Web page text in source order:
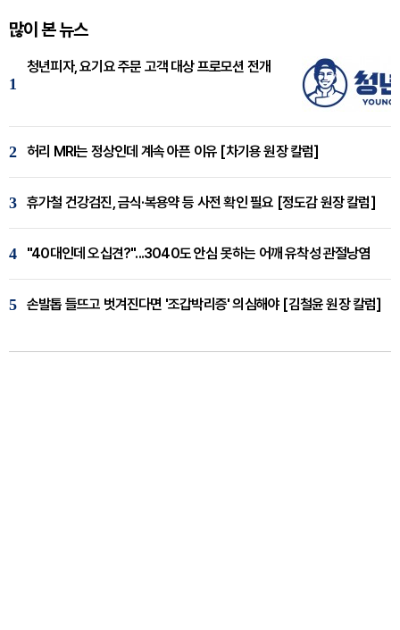
많이 본 뉴스
1
청년피자, 요기요 주문 고객 대상 프로모션 전개
2 허리 MRI는 정상인데 계속 아픈 이유 [차기용 원장 칼럼]
3 휴가철 건강검진, 금식·복용약 등 사전 확인 필요 [정도감 원장 칼럼]
4 "40대인데 오십견?"...3040도 안심 못하는 어깨 유착성 관절낭염
5 손발톱 들뜨고 벗겨진다면 '조갑박리증' 의심해야 [김철윤 원장 칼럼]